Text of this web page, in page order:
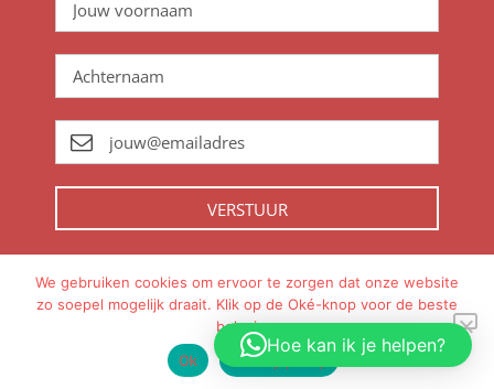
VERSTUUR
gemaakt inAmsterdam
Hoe kan ik je helpen?
We gebruiken cookies om ervoor te zorgen dat onze website
zo soepel mogelijk draait. Klik op de Oké-knop voor de beste
beleving.
Ok
Privacy policy